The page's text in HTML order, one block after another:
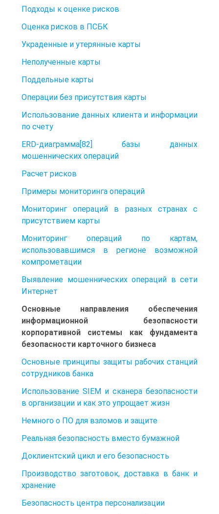
Подходы к оценке рисков
Оценка рисков в ПСБК
Украденные и утерянные карты
Неполученные карты
Поддельные карты
Операции без присутствия карты
Использование данных клиента и информации
по счету
ERD-диаграмма[82] базы данных
мошеннических операций
Расчет рисков
Примеры мониторинга операций
Мониторинг операций в разных странах с
присутствием карты
Мониторинг операций по картам,
использовавшимся в регионе возможной
компрометации
Выявление мошеннических операций в сети
Интернет
Основные направления обеспечения
информационной безопасности
корпоративной системы как фундамента
безопасности карточного бизнеса
Основные принципы защиты рабочих станций
сотрудников банка
Использование SIEM и сканера безопасности
в организации и как это упрощает жизн
Немного о ПО для взломов и защите
Реальная безопасность вместо бумажной
Доклиентский цикл и его безопасность
Производство заготовок, доставка в банк и
хранение
Безопасность центра персонализации